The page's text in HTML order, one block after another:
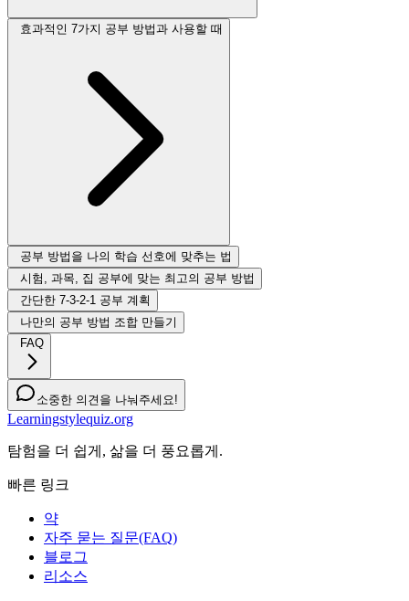
효과적인 7가지 공부 방법과 사용할 때
공부 방법을 나의 학습 선호에 맞추는 법
시험, 과목, 집 공부에 맞는 최고의 공부 방법
간단한 7-3-2-1 공부 계획
나만의 공부 방법 조합 만들기
FAQ
소중한 의견을 나눠주세요!
Learningstylequiz.org
탐험을 더 쉽게, 삶을 더 풍요롭게.
빠른 링크
약
자주 묻는 질문(FAQ)
블로그
리소스